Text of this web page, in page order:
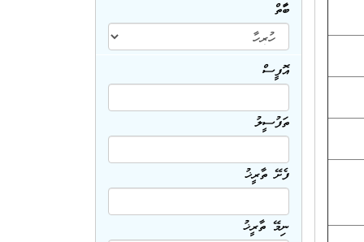
ބާވަތް
އޮފީސް
ތަފުސީލު
ފެށޭ ތާރީޚު
ނިމޭ ތާރީޚު